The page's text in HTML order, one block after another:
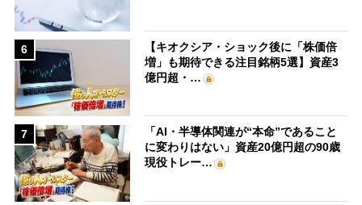
6
【キオクシア・ショック後に「株価倍
増」も期待できる注目銘柄5選】資産3
億円超・…
7
「AI・半導体関連が“本命”であること
に変わりはない」資産20億円超の90歳
現役トレー…